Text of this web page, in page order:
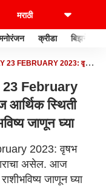
क्रीडा बिझनेस
23 FEBRUARY 2023: वृषभ
February
आर्थिक स्थिती
जाणून घ्या
2023: वृषभ
असेल. आज
जाणून घ्या